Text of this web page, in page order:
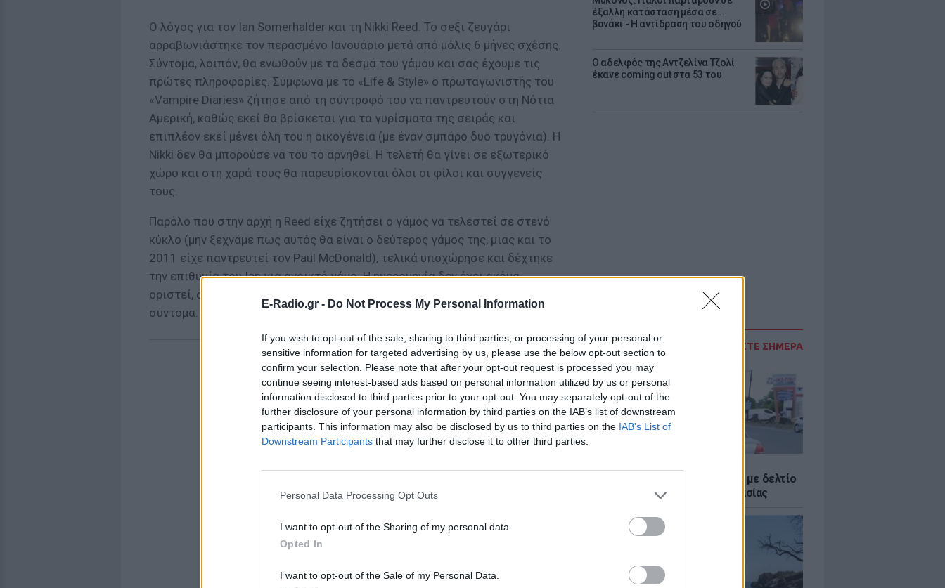
E-Radio.gr - Do Not Process My Personal Information
If you wish to opt-out of the sale, sharing to third parties, or processing of your personal or
sensitive information for targeted advertising by us, please use the below opt-out section to
confirm your selection. Please note that after your opt-out request is processed you may
continue seeing interest-based ads based on personal information utilized by us or personal
information disclosed to third parties prior to your opt-out. You may separately opt-out of the
further disclosure of your personal information by third parties on the IAB’s list of downstream
participants. This information may also be disclosed by us to third parties on the IAB’s List of
Downstream Participants that may further disclose it to other third parties.
Personal Data Processing Opt Outs
I want to opt-out of the Sharing of my personal data.
Opted In
I want to opt-out of the Sale of my Personal Data.
έξαλλη κατάσταση μέσα σε...
βανάκι - Η αντίδραση του οδηγού
Ο αδελφός της Αντζελίνα Τζολί
έκανε coming out στα 53 του
ΔΙΑΒΑΣΤΕ ΣΗΜΕΡΑ
Πουέρτο Ρίκο: Διανομή νερού με δελτίο
εν μέσω παρατεταμένης ξηρασίας
Ο λόγος για τον Ian Somerhalder και τη Nikki Reed. Το σeξι ζευγάρι
αρραβωνιάστηκε τον περασμένο Ιανουάριο μετά από μόλις 6 μήνες σχέσης.
Σύντομα, λοιπόν, θα ενωθούν με τα δεσμά του γάμου και σας έχουμε τις
πρώτες πληροφορίες. Σύμφωνα με το «Life & Style» ο πρωταγωνιστής του
«Vampire Diaries» ζήτησε από τη σύντροφό του να παντρευτούν στη Νότια
Αμερική, καθώς εκεί θα βρίσκεται για τα γυρίσματα της σειράς και
επιπλέον εκεί μένει όλη του η οικογένεια (με έναν σμπάρο δυο τρυγόνια). Η
Nikki δεν θα μπορούσε να του το αρνηθεί. Η τελετή θα γίνει σε εξωτερικό
χώρο και στη χαρά τους θα παρευρίσκονται όλοι οι φίλοι και συγγενείς
τους.
Παρόλο που στην αρχή η Reed είχε ζητήσει ο γάμος να τελεστεί σε στενό
κύκλο (μην ξεχνάμε πως αυτός θα είναι ο δεύτερος γάμος της, μιας και το
2011 είχε παντρευτεί τον Paul McDonald), τελικά υποχώρησε και δέχτηκε
την επιθυμία του Ian για ανοικτό γάμο. Η ημερομηνία δεν έχει ακόμα
οριστεί, αλλά σύμφωνα με πηγές του περιοδικού, ο γάμος θα γίνει πολύ
σύντομα.
ΔΙΑΦΗΜΙΣΗ